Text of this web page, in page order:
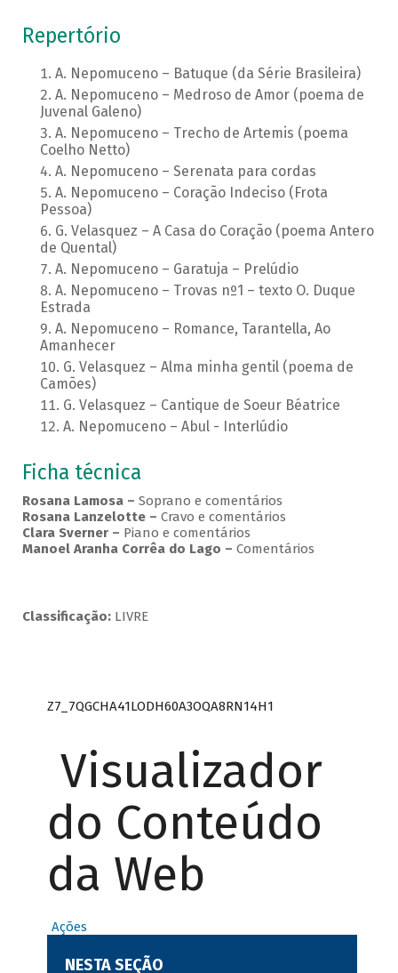
Repertório
A. Nepomuceno – Batuque (da Série Brasileira)
A. Nepomuceno – Medroso de Amor (poema de
Juvenal Galeno)
A. Nepomuceno – Trecho de Artemis (poema
Coelho Netto)
A. Nepomuceno – Serenata para cordas
A. Nepomuceno – Coração Indeciso (Frota
Pessoa)
G. Velasquez – A Casa do Coração (poema Antero
de Quental)
A. Nepomuceno – Garatuja – Prelúdio
A. Nepomuceno – Trovas nº1 – texto O. Duque
Estrada
A. Nepomuceno – Romance, Tarantella, Ao
Amanhecer
G. Velasquez – Alma minha gentil (poema de
Camões)
G. Velasquez – Cantique de Soeur Béatrice
A. Nepomuceno – Abul - Interlúdio
Ficha técnica
Rosana Lamosa – Soprano e comentários
Rosana Lanzelotte – Cravo e comentários
Clara Sverner – Piano e comentários
Manoel Aranha Corrêa do Lago – Comentários
Classificação:LIVRE
Z7_7QGCHA41LODH60A3OQA8RN14H1
Visualizador
do Conteúdo
da Web
Ações
NESTA SEÇÃO